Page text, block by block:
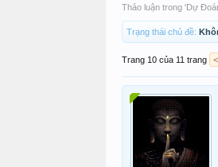
Thảo luận trong 'Dự
Trạng thái chủ đề:
Trang 10 của 11 trang